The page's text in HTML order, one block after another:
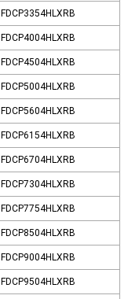
FDCP3354HLXRB
FDCP4004HLXRB
FDCP4504HLXRB
FDCP5004HLXRB
FDCP5604HLXRB
FDCP6154HLXRB
FDCP6704HLXRB
FDCP7304HLXRB
FDCP7754HLXRB
FDCP8504HLXRB
FDCP9004HLXRB
FDCP9504HLXRB